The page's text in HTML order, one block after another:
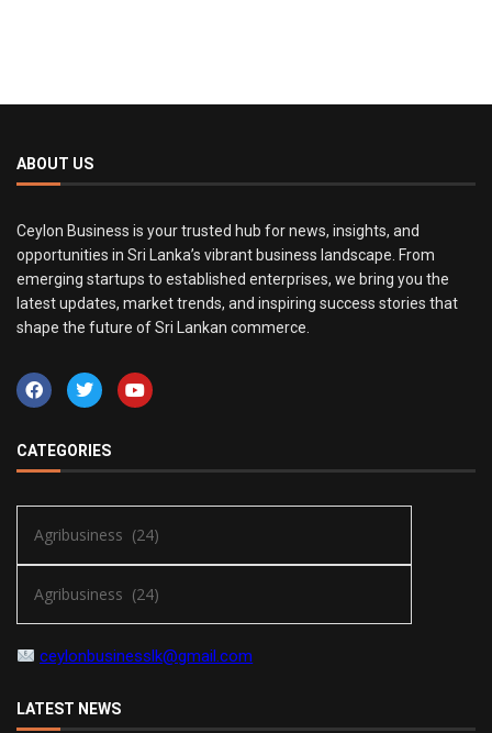
ABOUT US
Ceylon Business is your trusted hub for news, insights, and
opportunities in Sri Lanka’s vibrant business landscape. From
emerging startups to established enterprises, we bring you the
latest updates, market trends, and inspiring success stories that
shape the future of Sri Lankan commerce.
CATEGORIES
ceylonbusinesslk@gmail.com
LATEST NEWS